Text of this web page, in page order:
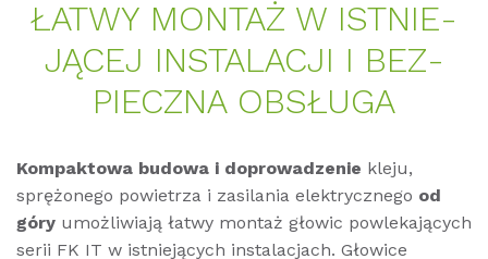
ŁATWY MON­TAŻ W IST­NIE­
JĄCEJ IN­STALAC­JI I BEZ­
PIECZ­NA OB­SŁU­GA
Kompaktowa budowa i doprowadzenie kleju,
sprężonego powietrza i zasilania elektrycznego od
góry umożliwiają łatwy montaż głowic powlekających
serii FK IT w istniejących instalacjach. Głowice